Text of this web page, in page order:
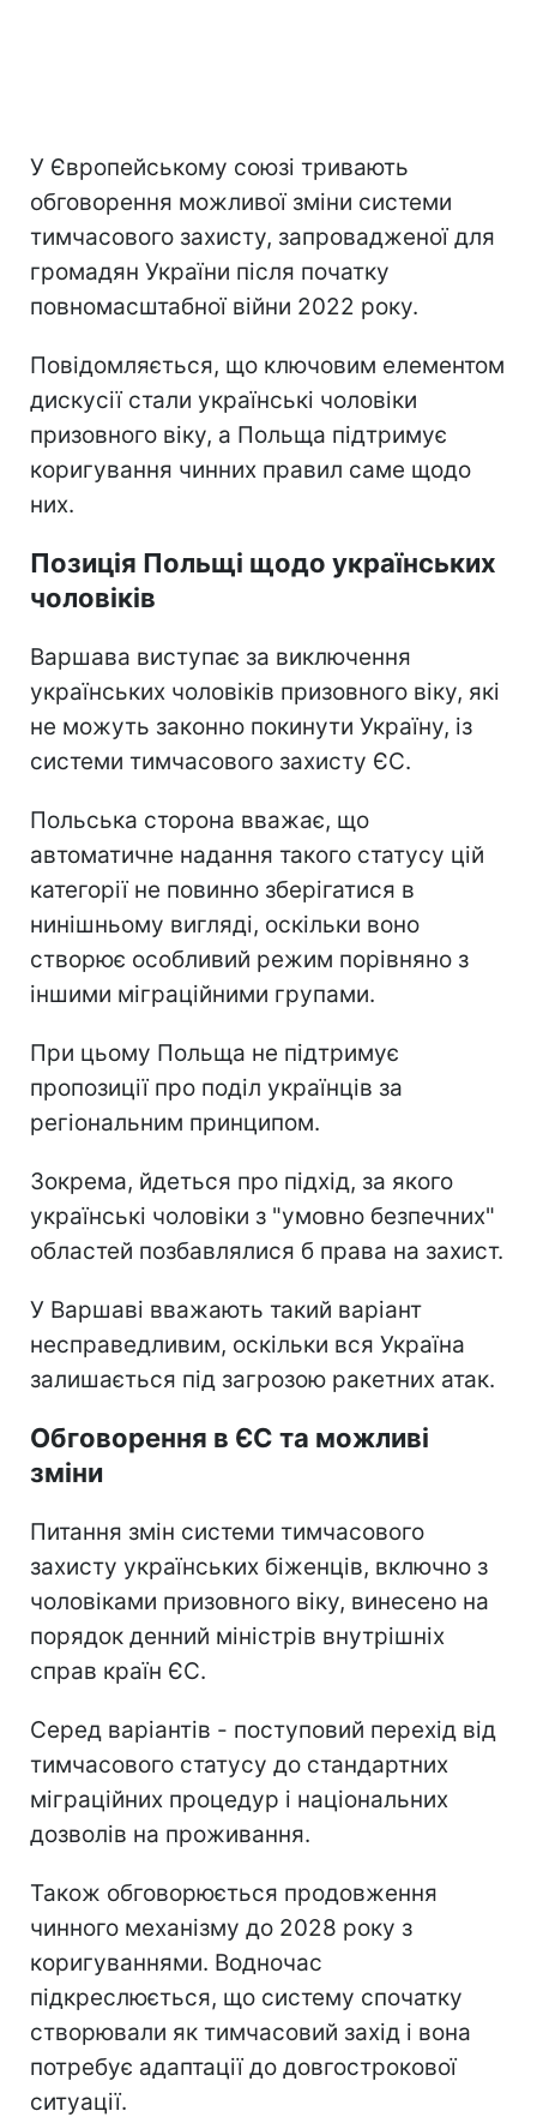
У Європейському союзі тривають
обговорення можливої зміни системи
тимчасового захисту, запровадженої для
громадян України після початку
повномасштабної війни 2022 року.
Повідомляється, що ключовим елементом
дискусії стали українські чоловіки
призовного віку, а Польща підтримує
коригування чинних правил саме щодо
них.
Позиція Польщі щодо українських
чоловіків
Варшава виступає за виключення
українських чоловіків призовного віку, які
не можуть законно покинути Україну, із
системи тимчасового захисту ЄС.
Польська сторона вважає, що
автоматичне надання такого статусу цій
категорії не повинно зберігатися в
нинішньому вигляді, оскільки воно
створює особливий режим порівняно з
іншими міграційними групами.
При цьому Польща не підтримує
пропозиції про поділ українців за
регіональним принципом.
Зокрема, йдеться про підхід, за якого
українські чоловіки з "умовно безпечних"
областей позбавлялися б права на захист.
У Варшаві вважають такий варіант
несправедливим, оскільки вся Україна
залишається під загрозою ракетних атак.
Обговорення в ЄС та можливі
зміни
Питання змін системи тимчасового
захисту українських біженців, включно з
чоловіками призовного віку, винесено на
порядок денний міністрів внутрішніх
справ країн ЄС.
Серед варіантів - поступовий перехід від
тимчасового статусу до стандартних
міграційних процедур і національних
дозволів на проживання.
Також обговорюється продовження
чинного механізму до 2028 року з
коригуваннями. Водночас
підкреслюється, що систему спочатку
створювали як тимчасовий захід і вона
потребує адаптації до довгострокової
ситуації.